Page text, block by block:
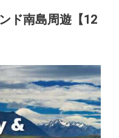
ド南島周遊【12